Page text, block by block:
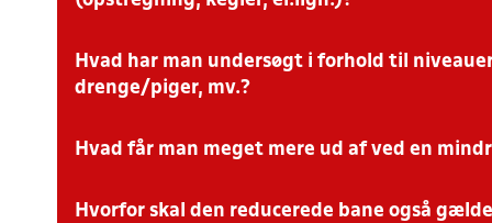
Banen bør markeres så tydeligt og genkendeligt som
ikke er mulig, kan midlertidige løsninger (f.eks. kegler/
Hvad har man undersøgt i forhold til
drenge/piger, mv.?
Formatet bygger på analyser og erfaringer fra både bredde-
Hvad får man meget mere ud af ved en
Flere boldberøringer, flere beslutningssituationer og kortere
Hvorfor skal den reducerede bane også